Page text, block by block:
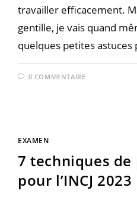
travailler efficacement.
gentille, je vais quand
quelques petites
0 COMMENTAIRE
EXAMEN
7 techniques
pour l’INCJ 2023